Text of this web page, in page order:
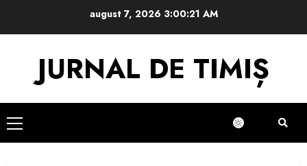
august 7, 2026 3:00:21 AM
JURNAL DE TIMIȘ
Primary
Menu